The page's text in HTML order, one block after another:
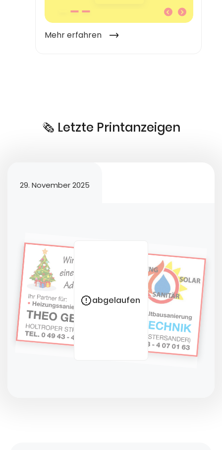
🗞️ Letzte Printanzeigen
29. November 2025
abgelaufen